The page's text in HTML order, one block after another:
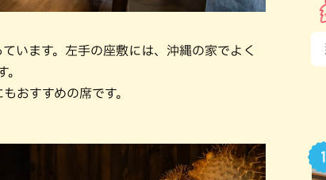
います。左手の座敷には、沖縄の家でよく
おすすめの席です。